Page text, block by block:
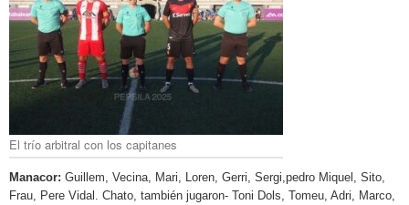
El trío arbitral con los capitanes
Manacor: Guillem, Vecina, Mari, Loren, Gerri, Sergi,pedro Miquel, Sito,
Frau, Pere Vidal. Chato, también jugaron- Toni Dols, Tomeu, Adri, Marco,